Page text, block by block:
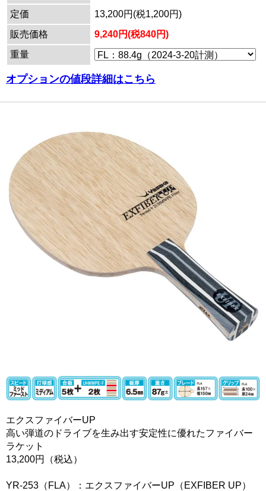
定価
13,200円(税1,200円)
販売価格
9,240円(税840円)
重量
オプションの値段詳細はこちら
エクスファイバーUP
高い弾道のドライブを生み出す安定性に優れたファイバー
ラケット
13,200円（税込）
YR-253（FLA）：エクスファイバーUP（EXFIBER UP）